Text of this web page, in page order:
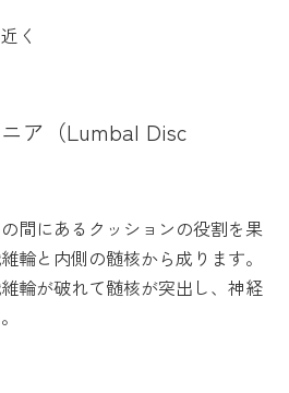
ア（Lumbal Disc
間にあるクッションの役割を果
輪と内側の髄核から成ります。
輪が破れて髄核が突出し、神経